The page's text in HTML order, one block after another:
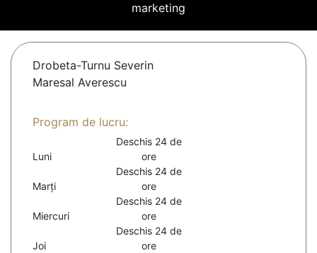
marketing
Drobeta-Turnu Severin
Maresal Averescu
Program de lucru:
Luni
Deschis 24 de
ore
Marți
Deschis 24 de
ore
Miercuri
Deschis 24 de
ore
Joi
Deschis 24 de
ore